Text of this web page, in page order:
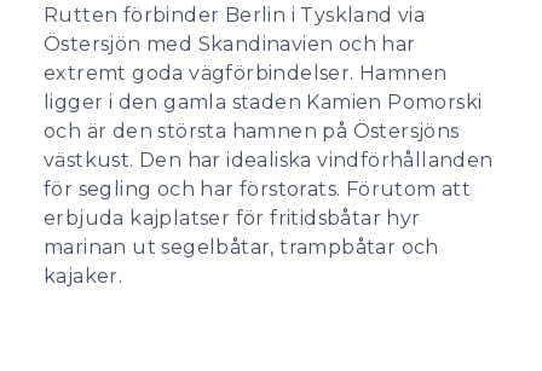
Rutten förbinder Berlin i Tyskland via
Östersjön med Skandinavien och har
extremt goda vägförbindelser. Hamnen
ligger i den gamla staden Kamien Pomorski
och är den största hamnen på Östersjöns
västkust. Den har idealiska vindförhållanden
för segling och har förstorats. Förutom att
erbjuda kajplatser för fritidsbåtar hyr
marinan ut segelbåtar, trampbåtar och
kajaker.